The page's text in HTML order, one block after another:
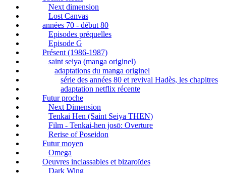
Next dimension
Lost Canvas
années 70 - début 80
Episodes préquelles
Episode G
Présent (1986-1987)
saint seiya (manga originel)
adaptations du manga originel
série des années 80 et revival Hadès, les chapitres
adaptation netflix récente
Futur proche
Next Dimension
Tenkai Hen (Saint Seiya THEN)
Film - Tenkai-hen josō: Overture
Rerise of Poseidon
Futur moyen
Omega
Oeuvres inclassables et bizaroïdes
Dark Wing